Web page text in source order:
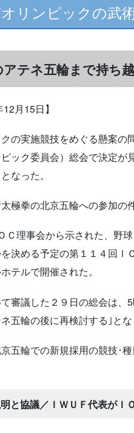
リンピックの武
アテネ五輪まで持ち
月15日】
の実施競技をめぐる懸案の
ック委員会）総会で決定
なった。
極拳の北京五輪への参加の
Ｃ理事会から示された、野
決める予定の第１１４回Ｉ
テルで開催された。
審議した２９日の総会は、
五輪の後に再検討する｣とな
五輪での新規採用の競技･
と協議／ＩＷＵＦ代表がＩ